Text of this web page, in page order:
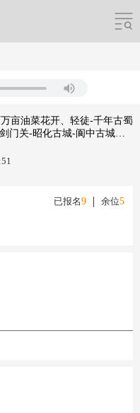
亩油菜花开、轻徒-千年古蜀
门关-昭化古城-阆中古城、
余位5
已报名9